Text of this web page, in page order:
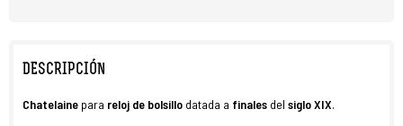
DESCRIPCIÓN
Chatelaine para reloj de bolsillo datada a finales del siglo XIX.